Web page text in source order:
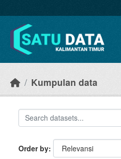
Kumpulan data
Order by